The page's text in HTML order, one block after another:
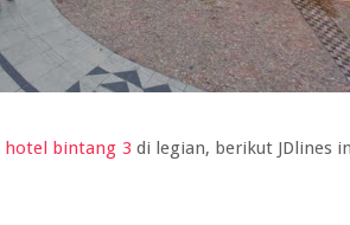
hotel bintang 3 di legian, berikut JDlines